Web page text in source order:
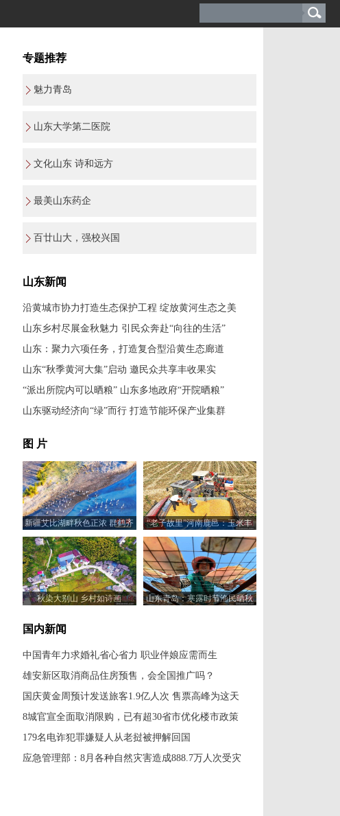
专题推荐
魅力青岛
山东大学第二医院
文化山东 诗和远方
最美山东药企
百廿山大，强校兴国
山东新闻
沿黄城市协力打造生态保护工程 绽放黄河生态之美
山东乡村尽展金秋魅力 引民众奔赴“向往的生活”
山东：聚力六项任务，打造复合型沿黄生态廊道
山东“秋季黄河大集”启动 邀民众共享丰收果实
“派出所院内可以晒粮” 山东多地政府“开院晒粮”
山东驱动经济向“绿”而行 打造节能环保产业集群
图 片
新疆艾比湖畔秋色正浓 群鹤齐
飞
“老子故里”河南鹿邑：玉米丰
收“金”满仓
秋染大别山 乡村如诗画
山东青岛：寒露时节渔民晒秋
国内新闻
中国青年力求婚礼省心省力 职业伴娘应需而生
雄安新区取消商品住房预售，会全国推广吗？
国庆黄金周预计发送旅客1.9亿人次 售票高峰为这天
8城官宣全面取消限购，已有超30省市优化楼市政策
179名电诈犯罪嫌疑人从老挝被押解回国
应急管理部：8月各种自然灾害造成888.7万人次受灾